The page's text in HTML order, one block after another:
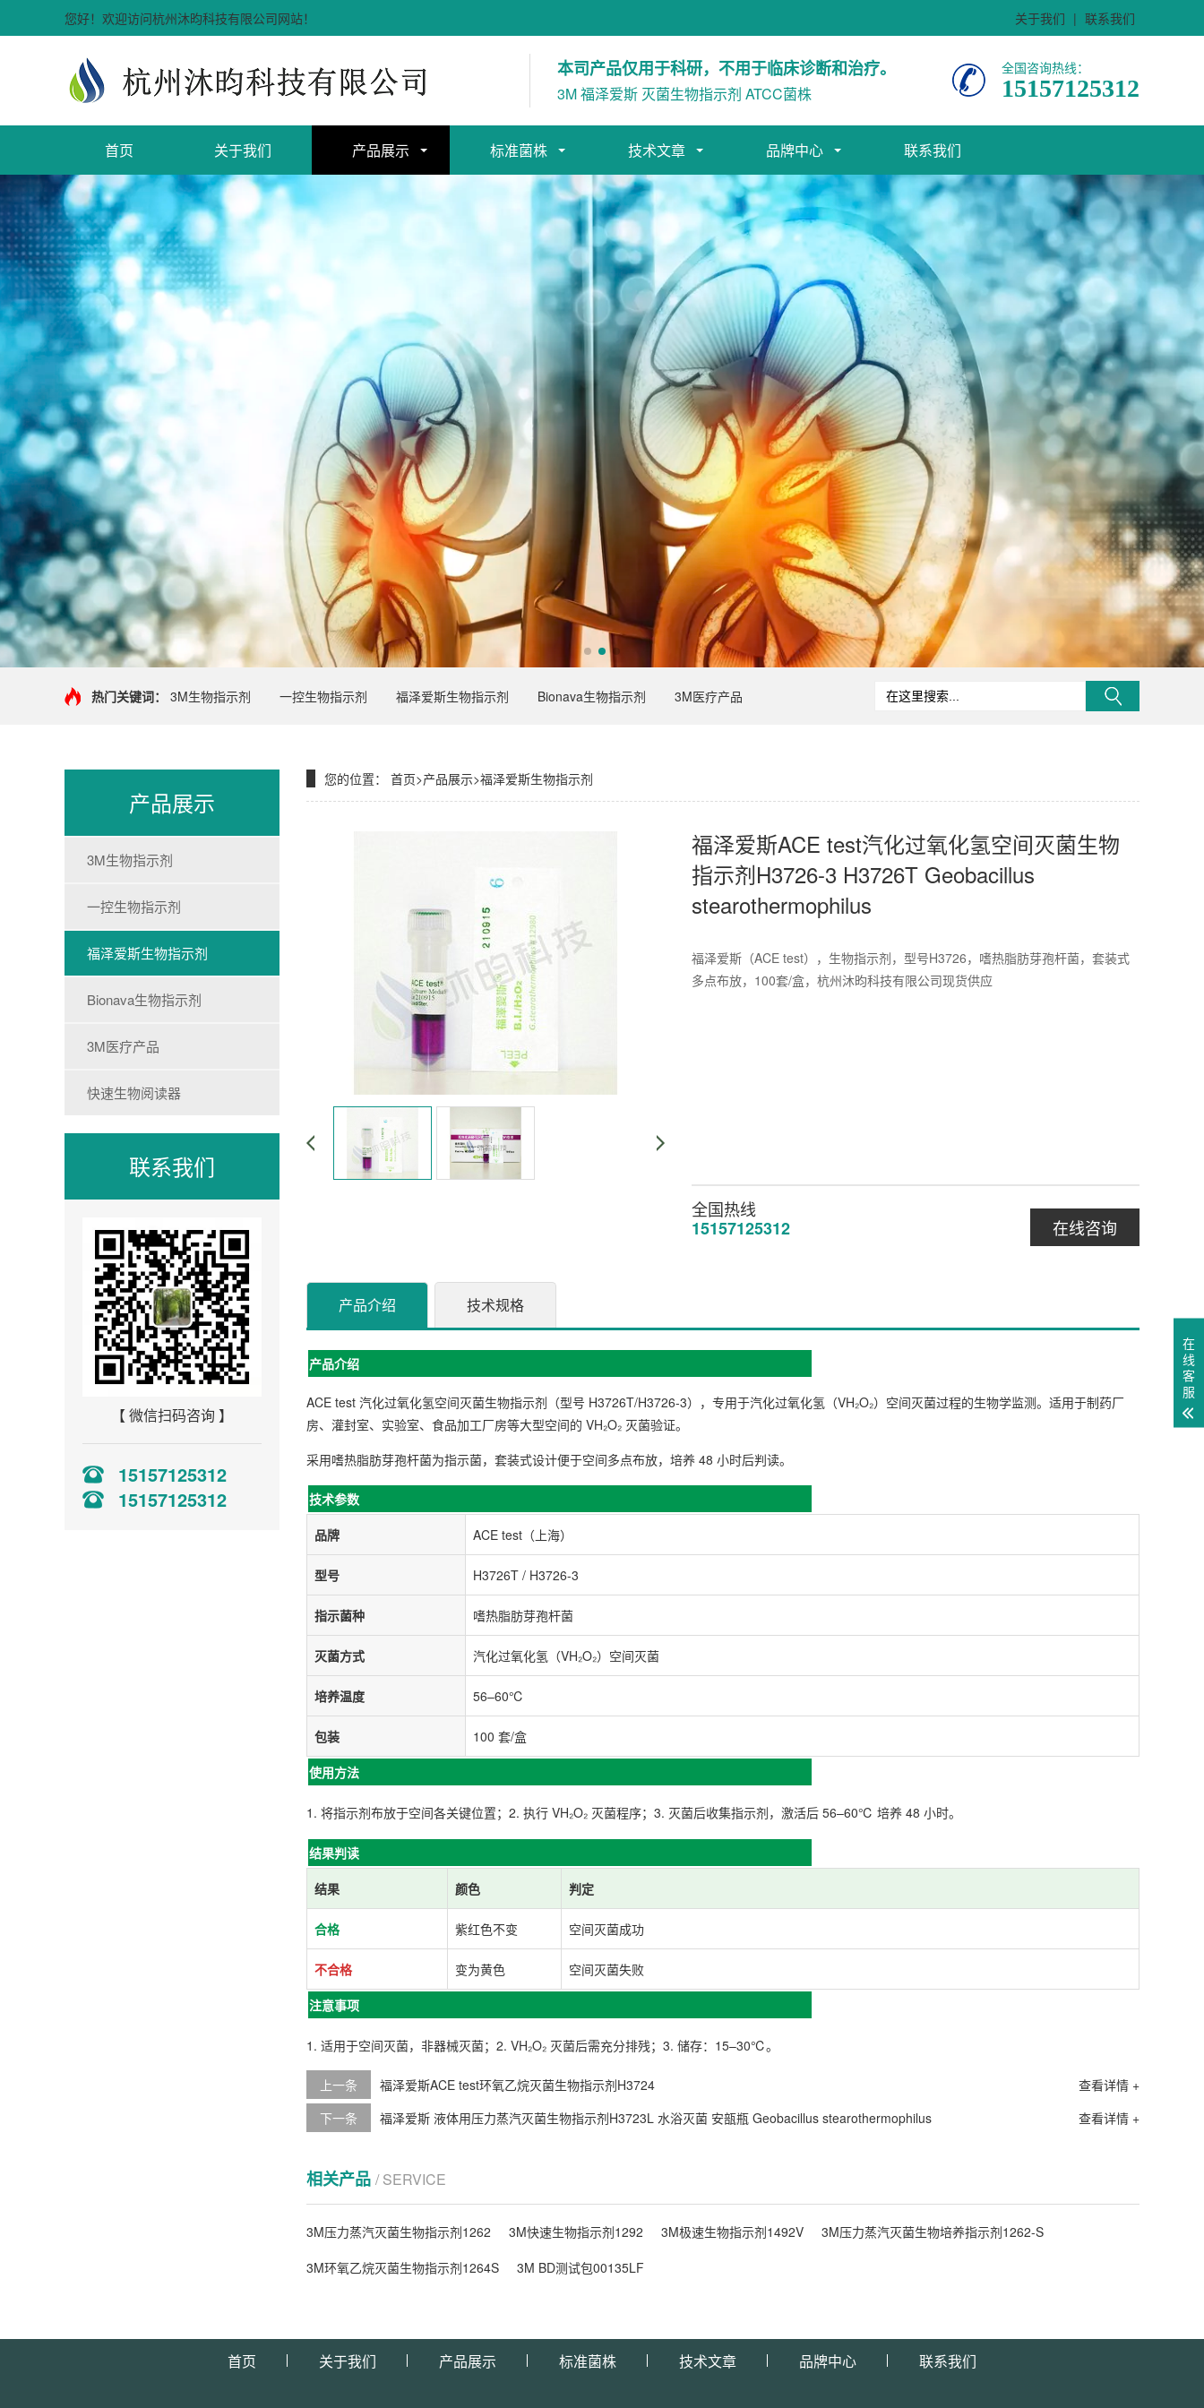
您好！欢迎访问杭州沐昀科技有限公司网站！ 关于我们 | 联系我们
本司产品仅用于科研，不用于临床诊断和治疗。
3M 福泽爱斯 灭菌生物指示剂 ATCC菌株
全国咨询热线：
15157125312
首页 关于我们 产品展示 标准菌株 技术文章 品牌中心 联系我们
热门关键词： 3M生物指示剂 一控生物指示剂 福泽爱斯生物指示剂 Bionava生物指示剂 3M医疗产品
产品展示
3M生物指示剂
一控生物指示剂
福泽爱斯生物指示剂
Bionava生物指示剂
3M医疗产品
快速生物阅读器
联系我们
【 微信扫码咨询 】
15157125312
15157125312
您的位置： 首页>产品展示>福泽爱斯生物指示剂
福泽爱斯ACE test汽化过氧化氢空间灭菌生物
指示剂H3726-3 H3726T Geobacillus
stearothermophilus
福泽爱斯（ACE test），生物指示剂，型号H3726，嗜热脂肪芽孢杆菌，套装式
多点布放，100套/盒，杭州沐昀科技有限公司现货供应
在线咨询
全国热线
15157125312
产品介绍 技术规格
产品介绍
ACE test 汽化过氧化氢空间灭菌生物指示剂（型号 H3726T/H3726-3），专用于汽化过氧化氢（VH₂O₂）空间灭菌过程的生物学监测。适用于制药厂
房、灌封室、实验室、食品加工厂房等大型空间的 VH₂O₂ 灭菌验证。
采用嗜热脂肪芽孢杆菌为指示菌，套装式设计便于空间多点布放，培养 48 小时后判读。
技术参数
品牌
ACE test（上海）
型号 H3726T / H3726-3
指示菌种 嗜热脂肪芽孢杆菌
灭菌方式 汽化过氧化氢（VH₂O₂）空间灭菌
培养温度 56–60℃
包装
100 套/盒
使用方法
1. 将指示剂布放于空间各关键位置；2. 执行 VH₂O₂ 灭菌程序；3. 灭菌后收集指示剂，激活后 56–60℃ 培养 48 小时。
结果判读
结果
颜色 判定
合格 紫红色不变 空间灭菌成功
不合格 变为黄色
空间灭菌失败
注意事项
1. 适用于空间灭菌，非器械灭菌；2. VH₂O₂ 灭菌后需充分排残；3. 储存：15–30℃。
上一条 查看详情 +
福泽爱斯ACE test环氧乙烷灭菌生物指示剂H3724
下一条
查看详情 +
福泽爱斯 液体用压力蒸汽灭菌生物指示剂H3723L 水浴灭菌 安瓿瓶 Geobacillus stearothermophilus
相关产品 / SERVICE
3M压力蒸汽灭菌生物指示剂1262 3M快速生物指示剂1292 3M极速生物指示剂1492V
3M压力蒸汽灭菌生物培养指示剂1262-S
3M环氧乙烷灭菌生物指示剂1264S
3M BD测试包00135LF
首页 关于我们 产品展示 标准菌株 技术文章 品牌中心 联系我们
在
线
客
服